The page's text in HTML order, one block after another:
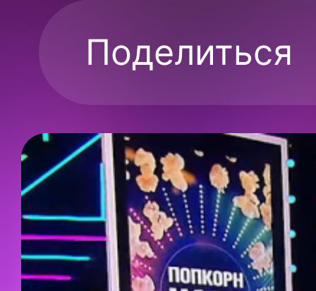
Поделиться